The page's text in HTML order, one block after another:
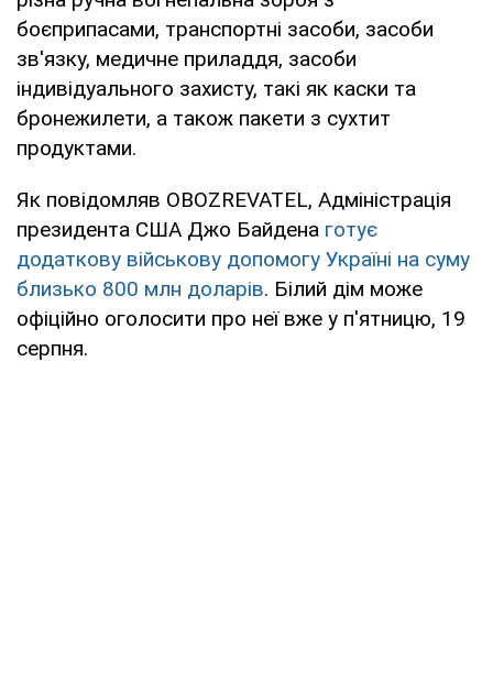
боєприпасами, транспортні засоби, засоби
зв'язку, медичне приладдя, засоби
індивідуального захисту, такі як каски та
бронежилети, а також пакети з сухтит
продуктами.
Як повідомляв OBOZREVATEL, Адміністрація
президента США Джо Байдена готує
додаткову військову допомогу Україні на суму
близько 800 млн доларів. Білий дім може
офіційно оголосити про неї вже у п'ятницю, 19
серпня.